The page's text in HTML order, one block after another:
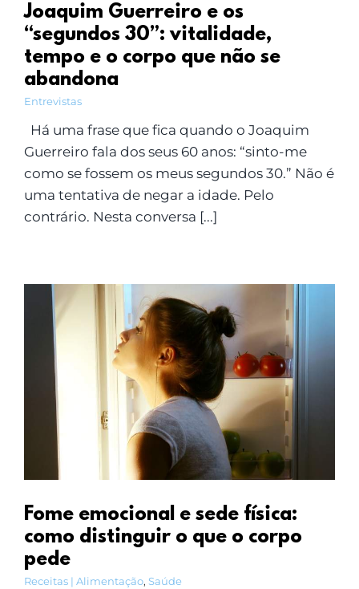
Joaquim Guerreiro e os
“segundos 30”: vitalidade,
tempo e o corpo que não se
abandona
Entrevistas
Há uma frase que fica quando o Joaquim
Guerreiro fala dos seus 60 anos: “sinto-me
como se fossem os meus segundos 30.” Não é
uma tentativa de negar a idade. Pelo
contrário. Nesta conversa [...]
Fome emocional e sede física:
como distinguir o que o corpo
pede
Receitas | Alimentação, Saúde